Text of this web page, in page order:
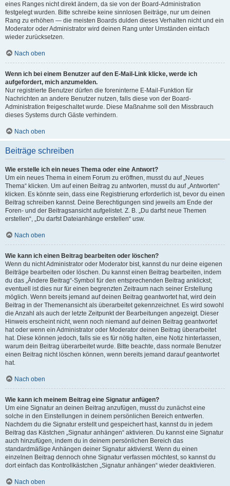
eines Ranges nicht direkt ändern, da sie von der Board-Administration
festgelegt wurden. Bitte schreibe keine sinnlosen Beiträge, nur um deinen
Rang zu erhöhen — die meisten Boards dulden dieses Verhalten nicht und ein
Moderator oder Administrator wird deinen Rang unter Umständen einfach
wieder zurücksetzen.
Nach oben
Wenn ich bei einem Benutzer auf den E-Mail-Link klicke, werde ich
aufgefordert, mich anzumelden.
Nur registrierte Benutzer dürfen die foreninterne E-Mail-Funktion für
Nachrichten an andere Benutzer nutzen, falls diese von der Board-
Administration freigeschaltet wurde. Diese Maßnahme soll den Missbrauch
dieses Systems durch Gäste verhindern.
Nach oben
Beiträge schreiben
Wie erstelle ich ein neues Thema oder eine Antwort?
Um ein neues Thema in einem Forum zu eröffnen, musst du auf „Neues
Thema“ klicken. Um auf einen Beitrag zu antworten, musst du auf „Antworten“
klicken. Es könnte sein, dass eine Registrierung erforderlich ist, bevor du einen
Beitrag schreiben kannst. Deine Berechtigungen sind jeweils am Ende der
Foren- und der Beitragsansicht aufgelistet. Z. B. „Du darfst neue Themen
erstellen“, „Du darfst Dateianhänge erstellen“ usw.
Nach oben
Wie kann ich einen Beitrag bearbeiten oder löschen?
Wenn du nicht Administrator oder Moderator bist, kannst du nur deine eigenen
Beiträge bearbeiten oder löschen. Du kannst einen Beitrag bearbeiten, indem
du das „Ändere Beitrag“-Symbol für den entsprechenden Beitrag anklickst;
eventuell ist dies nur für einen begrenzten Zeitraum nach seiner Erstellung
möglich. Wenn bereits jemand auf deinen Beitrag geantwortet hat, wird dein
Beitrag in der Themenansicht als überarbeitet gekennzeichnet. Es wird sowohl
die Anzahl als auch der letzte Zeitpunkt der Bearbeitungen angezeigt. Dieser
Hinweis erscheint nicht, wenn noch niemand auf deinen Beitrag geantwortet
hat oder wenn ein Administrator oder Moderator deinen Beitrag überarbeitet
hat. Diese können jedoch, falls sie es für nötig halten, eine Notiz hinterlassen,
warum dein Beitrag überarbeitet wurde. Bitte beachte, dass normale Benutzer
einen Beitrag nicht löschen können, wenn bereits jemand darauf geantwortet
hat.
Nach oben
Wie kann ich meinem Beitrag eine Signatur anfügen?
Um eine Signatur an deinen Beitrag anzufügen, musst du zunächst eine
solche in den Einstellungen in deinem persönlichen Bereich entwerfen.
Nachdem du die Signatur erstellt und gespeichert hast, kannst du in jedem
Beitrag das Kästchen „Signatur anhängen“ aktivieren. Du kannst eine Signatur
auch hinzufügen, indem du in deinem persönlichen Bereich das
standardmäßige Anhängen deiner Signatur aktivierst. Wenn du einen
einzelnen Beitrag dennoch ohne Signatur verfassen möchtest, so kannst du
dort einfach das Kontrollkästchen „Signatur anhängen“ wieder deaktivieren.
Nach oben